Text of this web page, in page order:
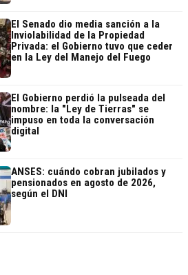
El Senado dio media sanción a la
Inviolabilidad de la Propiedad
Privada: el Gobierno tuvo que ceder
en la Ley del Manejo del Fuego
El Gobierno perdió la pulseada del
nombre: la "Ley de Tierras" se
impuso en toda la conversación
digital
ANSES: cuándo cobran jubilados y
pensionados en agosto de 2026,
según el DNI